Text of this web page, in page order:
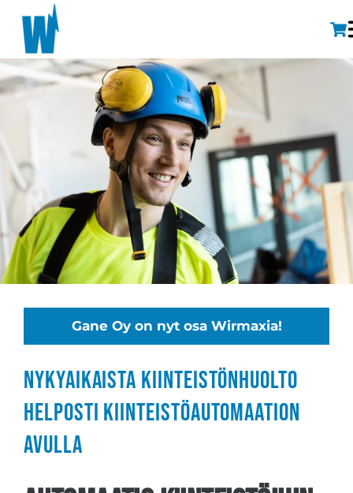
Gane Oy on nyt osa Wirmaxia!
Nykyaikaista kiinteistönhuolto
helposti kiinteistöautomaation
avulla